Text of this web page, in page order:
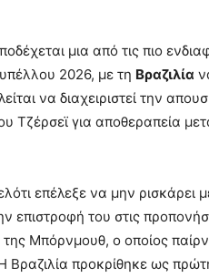
μια από τις πιο
2026, με τη Βραζιλία
να διαχειριστεί την
Τζέρσεϊ για αποθεραπεία
επέλεξε να μην ρισκάρει
επιστροφή του στις
της Μπόρνμουθ, ο οποίος
Βραζιλία προκρίθηκε ως